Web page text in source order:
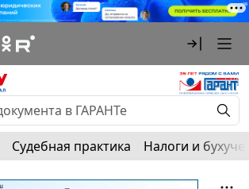
Судебная практика Налоги и